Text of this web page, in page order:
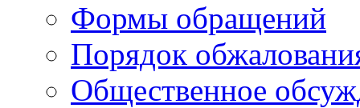
Формы обращений
Порядок
Общественное